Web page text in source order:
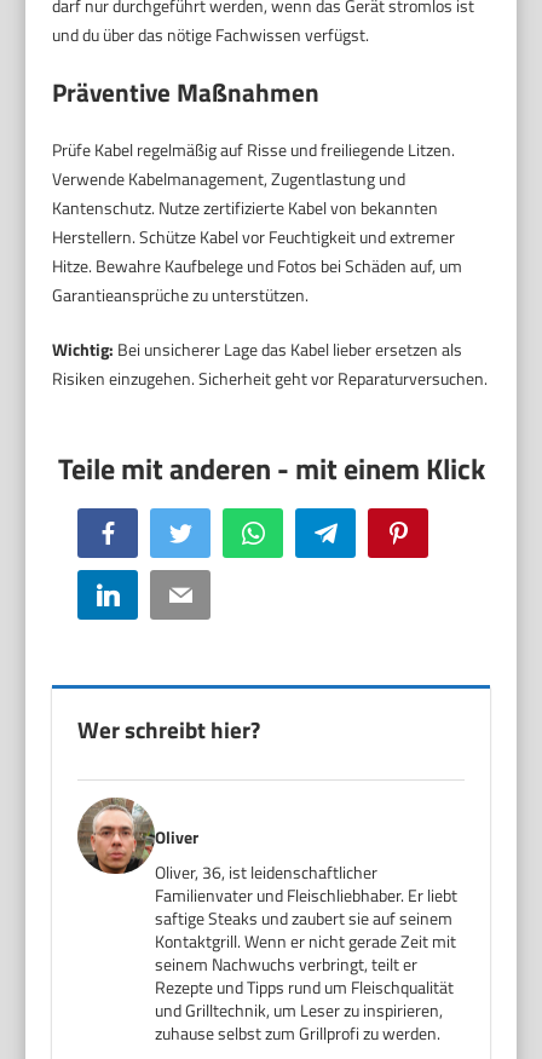
und du über das nötige Fachwissen verfügst.
Präventive Maßnahmen
Prüfe Kabel regelmäßig auf Risse und freiliegende Litzen.
Verwende Kabelmanagement, Zugentlastung und
Kantenschutz. Nutze zertifizierte Kabel von bekannten
Herstellern. Schütze Kabel vor Feuchtigkeit und extremer
Hitze. Bewahre Kaufbelege und Fotos bei Schäden auf, um
Garantieansprüche zu unterstützen.
Wichtig: Bei unsicherer Lage das Kabel lieber ersetzen als
Risiken einzugehen. Sicherheit geht vor Reparaturversuchen.
Facebook Twitter WhatsApp Telegram
LinkedIn Email
Wer schreibt hier?
Oliver
Oliver, 36, ist leidenschaftlicher
Familienvater und Fleischliebhaber. Er liebt
saftige Steaks und zaubert sie auf seinem
Kontaktgrill. Wenn er nicht gerade Zeit mit
seinem Nachwuchs verbringt, teilt er
Rezepte und Tipps rund um Fleischqualität
und Grilltechnik, um Leser zu inspirieren,
zuhause selbst zum Grillprofi zu werden.